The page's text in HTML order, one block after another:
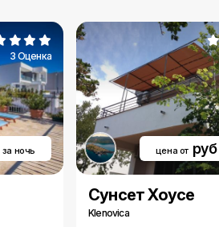
3 Оценка
за ночь цена от
Сунсет Хоусе
Klenovica